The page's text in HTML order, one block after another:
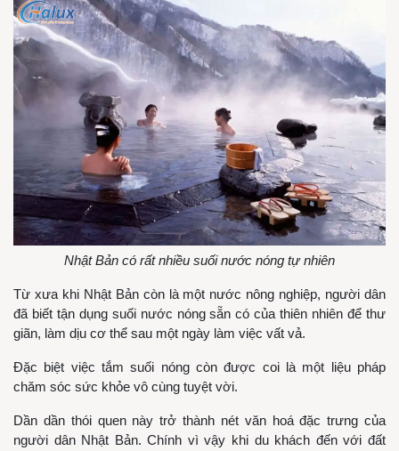
Nhật Bản có rất nhiều suối nước nóng tự nhiên
Từ xưa khi Nhật Bản còn là một nước nông nghiệp, người dân
đã biết tận dụng suối nước nóng sẵn có của thiên nhiên để thư
giãn, làm dịu cơ thể sau một ngày làm việc vất vả.
Đặc biệt việc tắm suối nóng còn được coi là một liệu pháp
chăm sóc sức khỏe vô cùng tuyệt vời.
Dần dần thói quen này trở thành nét văn hoá đặc trưng của
người dân Nhật Bản. Chính vì vậy khi du khách đến với đất